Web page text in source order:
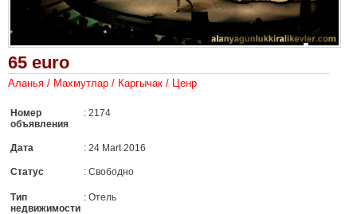
65 euro
Аланья / Махмутлар / Каргычак / Ценр
Номер
объявления
: 2174
Дата : 24 Mart 2016
Статус : Свободно
Тип
недвижимости
: Отель